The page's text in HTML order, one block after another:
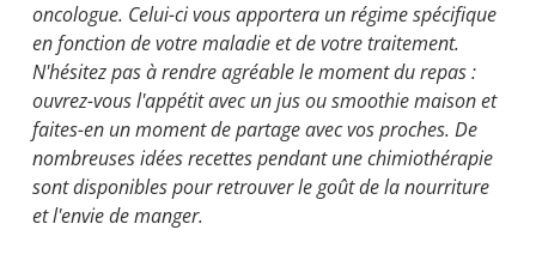
oncologue. Celui-ci vous apportera un régime spécifique
en fonction de votre maladie et de votre traitement.
N'hésitez pas à rendre agréable le moment du repas :
ouvrez-vous l'appétit avec un jus ou smoothie maison et
faites-en un moment de partage avec vos proches. De
nombreuses idées recettes pendant une chimiothérapie
sont disponibles pour retrouver le goût de la nourriture
et l'envie de manger.